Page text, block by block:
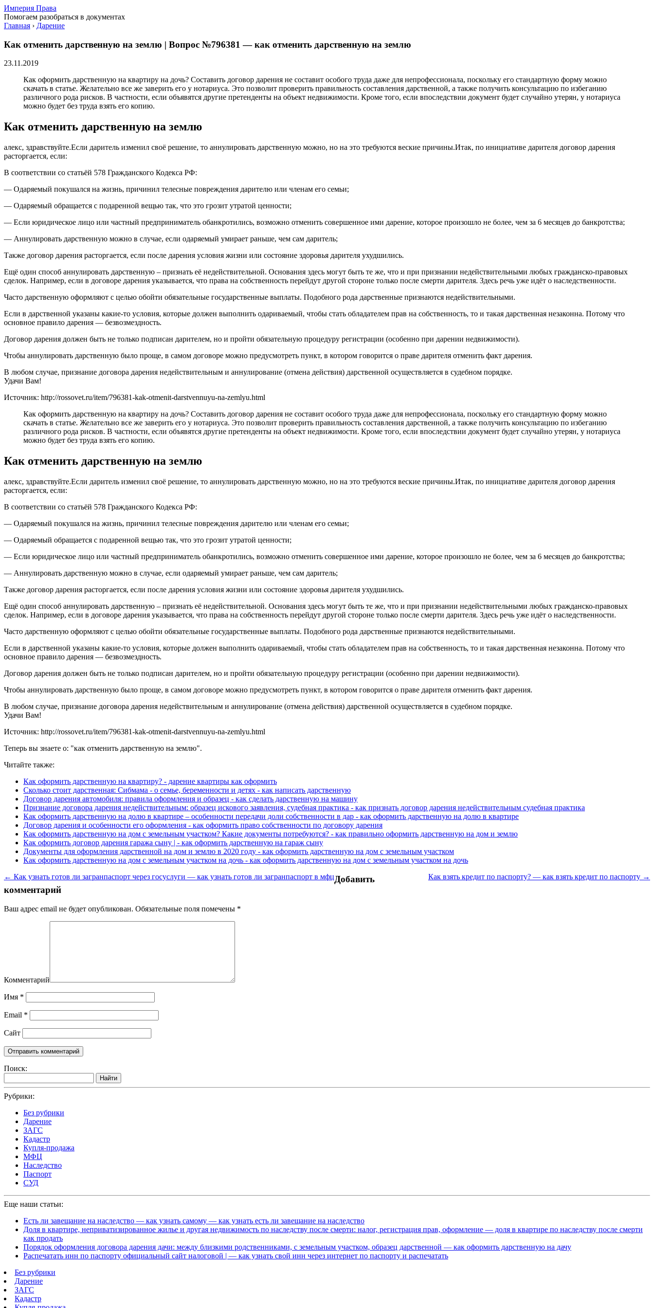
Империя Права
Помогаем разобраться в документах
Главная › Дарение
Как отменить дарственную на землю | Вопрос №796381 — как отменить дарственную на землю
23.11.2019
Как оформить дарственную на квартиру на дочь? Составить договор дарения не составит особого труда даже для непрофессионала, поскольку его стандартную форму можно
скачать в статье. Желательно все же заверить его у нотариуса. Это позволит проверить правильность составления дарственной, а также получить консультацию по избеганию
различного рода рисков. В частности, если объявятся другие претенденты на объект недвижимости. Кроме того, если впоследствии документ будет случайно утерян, у нотариуса
можно будет без труда взять его копию.
Как отменить дарственную на землю
алекс, здравствуйте.Если даритель изменил своё решение, то аннулировать дарственную можно, но на это требуются веские причины.Итак, по инициативе дарителя договор дарения
расторгается, если:
В соответствии со статьёй 578 Гражданского Кодекса РФ:
— Одаряемый покушался на жизнь, причинил телесные повреждения дарителю или членам его семьи;
— Одаряемый обращается с подаренной вещью так, что это грозит утратой ценности;
— Если юридическое лицо или частный предприниматель обанкротились, возможно отменить совершенное ими дарение, которое произошло не более, чем за 6 месяцев до банкротства;
— Аннулировать дарственную можно в случае, если одаряемый умирает раньше, чем сам даритель;
Также договор дарения расторгается, если после дарения условия жизни или состояние здоровья дарителя ухудшились.
Ещё один способ аннулировать дарственную – признать её недействительной. Основания здесь могут быть те же, что и при признании недействительными любых гражданско-правовых
сделок. Например, если в договоре дарения указывается, что права на собственность перейдут другой стороне только после смерти дарителя. Здесь речь уже идёт о наследственности.
Часто дарственную оформляют с целью обойти обязательные государственные выплаты. Подобного рода дарственные признаются недействительными.
Если в дарственной указаны какие-то условия, которые должен выполнить одариваемый, чтобы стать обладателем прав на собственность, то и такая дарственная незаконна. Потому что
основное правило дарения — безвозмездность.
Договор дарения должен быть не только подписан дарителем, но и пройти обязательную процедуру регистрации (особенно при дарении недвижимости).
Чтобы аннулировать дарственную было проще, в самом договоре можно предусмотреть пункт, в котором говорится о праве дарителя отменить факт дарения.
В любом случае, признание договора дарения недействительным и аннулирование (отмена действия) дарственной осуществляется в судебном порядке.
Удачи Вам!
Источник: http://rossovet.ru/item/796381-kak-otmenit-darstvennuyu-na-zemlyu.html
Как оформить дарственную на квартиру на дочь? Составить договор дарения не составит особого труда даже для непрофессионала, поскольку его стандартную форму можно
скачать в статье. Желательно все же заверить его у нотариуса. Это позволит проверить правильность составления дарственной, а также получить консультацию по избеганию
различного рода рисков. В частности, если объявятся другие претенденты на объект недвижимости. Кроме того, если впоследствии документ будет случайно утерян, у нотариуса
можно будет без труда взять его копию.
Как отменить дарственную на землю
алекс, здравствуйте.Если даритель изменил своё решение, то аннулировать дарственную можно, но на это требуются веские причины.Итак, по инициативе дарителя договор дарения
расторгается, если:
В соответствии со статьёй 578 Гражданского Кодекса РФ:
— Одаряемый покушался на жизнь, причинил телесные повреждения дарителю или членам его семьи;
— Одаряемый обращается с подаренной вещью так, что это грозит утратой ценности;
— Если юридическое лицо или частный предприниматель обанкротились, возможно отменить совершенное ими дарение, которое произошло не более, чем за 6 месяцев до банкротства;
— Аннулировать дарственную можно в случае, если одаряемый умирает раньше, чем сам даритель;
Также договор дарения расторгается, если после дарения условия жизни или состояние здоровья дарителя ухудшились.
Ещё один способ аннулировать дарственную – признать её недействительной. Основания здесь могут быть те же, что и при признании недействительными любых гражданско-правовых
сделок. Например, если в договоре дарения указывается, что права на собственность перейдут другой стороне только после смерти дарителя. Здесь речь уже идёт о наследственности.
Часто дарственную оформляют с целью обойти обязательные государственные выплаты. Подобного рода дарственные признаются недействительными.
Если в дарственной указаны какие-то условия, которые должен выполнить одариваемый, чтобы стать обладателем прав на собственность, то и такая дарственная незаконна. Потому что
основное правило дарения — безвозмездность.
Договор дарения должен быть не только подписан дарителем, но и пройти обязательную процедуру регистрации (особенно при дарении недвижимости).
Чтобы аннулировать дарственную было проще, в самом договоре можно предусмотреть пункт, в котором говорится о праве дарителя отменить факт дарения.
В любом случае, признание договора дарения недействительным и аннулирование (отмена действия) дарственной осуществляется в судебном порядке.
Удачи Вам!
Источник: http://rossovet.ru/item/796381-kak-otmenit-darstvennuyu-na-zemlyu.html
Теперь вы знаете о: "как отменить дарственную на землю".
Читайте также:
Как оформить дарственную на квартиру? - дарение квартиры как оформить
Сколько стоит дарственная: Сибмама - о семье, беременности и детях - как написать дарственную
Договор дарения автомобиля: правила оформления и образец - как сделать дарственную на машину
Признание договора дарения недействительным: образец искового заявления, судебная практика - как признать договор дарения недействительным судебная практика
Как оформить дарственную на долю в квартире – особенности передачи доли собственности в дар - как оформить дарственную на долю в квартире
Договор дарения и особенности его оформления - как оформить право собственности по договору дарения
Как оформить дарственную на дом с земельным участком? Какие документы потребуются? - как правильно оформить дарственную на дом и землю
Как оформить договор дарения гаража сыну | - как оформить дарственную на гараж сыну
Документы для оформления дарственной на дом и землю в 2020 году - как оформить дарственную на дом с земельным участком
Как оформить дарственную на дом с земельным участком на дочь - как оформить дарственную на дом с земельным участком на дочь
← Как узнать готов ли загранпаспорт через госуслуги — как узнать готов ли загранпаспорт в мфц
Как взять кредит по паспорту? — как взять кредит по паспорту →
Добавить
комментарий
Ваш адрес email не будет опубликован. Обязательные поля помечены *
Комментарий
Имя *
Email *
Сайт
Поиск:
Найти
Рубрики:
Без рубрики
Дарение
ЗАГС
Кадастр
Купля-продажа
МФЦ
Наследство
Паспорт
СУД
Еще наши статьи:
Есть ли завещание на наследство — как узнать самому — как узнать есть ли завещание на наследство
Доля в квартире, неприватизированное жилье и другая недвижимость по наследству после смерти: налог, регистрация прав, оформление — доля в квартире по наследству после смерти
как продать
Порядок оформления договора дарения дачи: между близкими родственниками, с земельным участком, образец дарственной — как оформить дарственную на дачу
Распечатать инн по паспорту официальный сайт налоговой | — как узнать свой инн через интернет по паспорту и распечатать
Без рубрики
Дарение
ЗАГС
Кадастр